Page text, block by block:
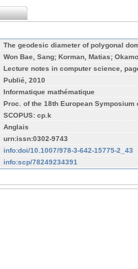
The geodesic diameter of polygonal
Won Bae, Sang; Korman, Matias;
Lecture notes in computer science,
Publié, 2010
Informatique mathématique
Proc. of the 18th European Symposium
SCOPUS: cp.k
Anglais
urn:issn:0302-9743
info:doi/10.1007/978-3-642-15775-2_43
info:scp/78249234391